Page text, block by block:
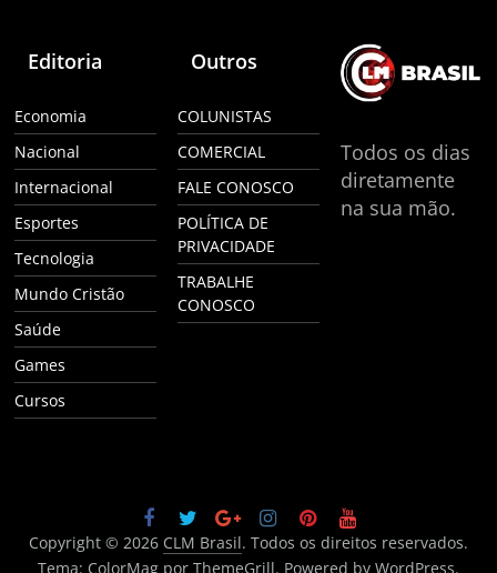
Editoria
Economia
Nacional
Internacional
Esportes
Tecnologia
Mundo Cristão
Saúde
Games
Cursos
Outros
COLUNISTAS
COMERCIAL
FALE CONOSCO
POLÍTICA DE
PRIVACIDADE
TRABALHE
CONOSCO
Todos os dias
diretamente
na sua mão.
Copyright © 2026 CLM Brasil. Todos os direitos reservados.
Tema: ColorMagpor ThemeGrill. Powered by WordPress.